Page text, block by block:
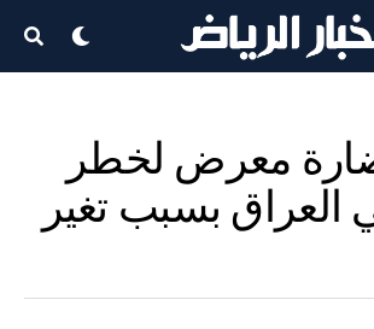
معرض لخطر
العراق بسبب تغير